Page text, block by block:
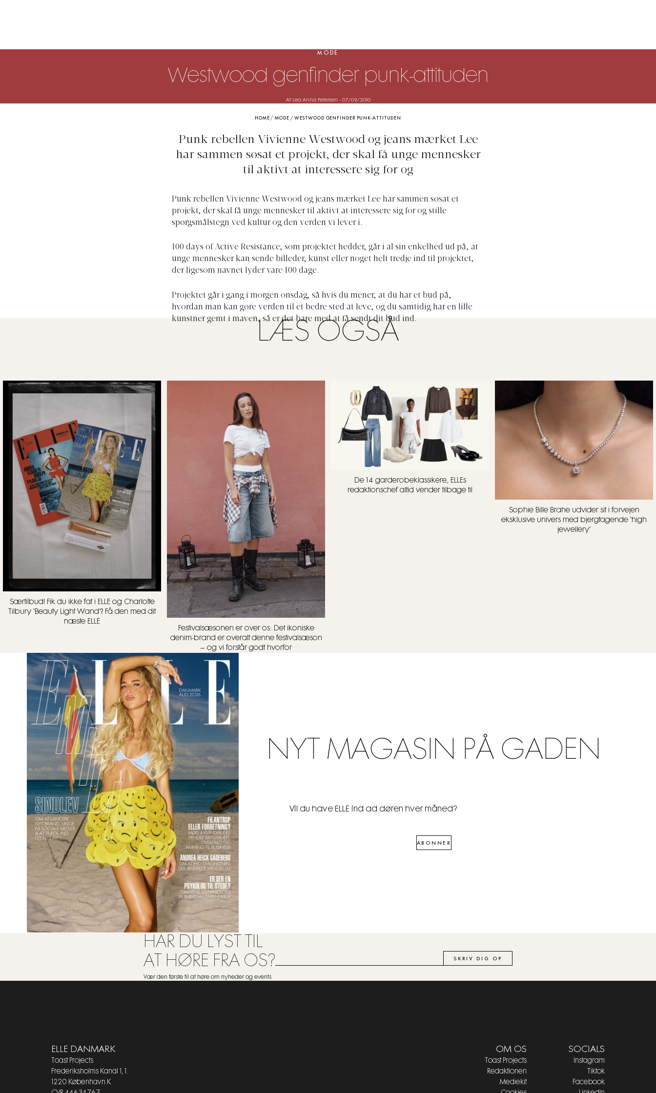
MODE
Westwood genfinder punk-attituden
Af Lea Anna Petersen - 07/09/2010
HOME /MODE /WESTWOOD GENFINDER PUNK-ATTITUDEN
Punk rebellen Vivienne Westwood og jeans mærket Lee
har sammen søsat et projekt, der skal få unge mennesker
til aktivt at interessere sig for og
Punk rebellen Vivienne Westwood og jeans mærket Lee har sammen søsat et
projekt, der skal få unge mennesker til aktivt at interessere sig for og stille
spørgsmålstegn ved kultur og den verden vi lever i.
100 days of Active Resistance, som projektet hedder, går i al sin enkelhed ud på, at
unge mennesker kan sende billeder, kunst eller noget helt tredje ind til projektet,
der ligesom navnet lyder vare 100 dage.
Projektet går i gang i morgen onsdag, så hvis du mener, at du har et bud på,
hvordan man kan gøre verden til et bedre sted at leve, og du samtidig har en lille
kunstner gemt i maven, så er det bare med at få sendt dit bud ind.
LÆS OGSÅ
Særtilbud! Fik du ikke fat i ELLE og Charlotte
Tilbury ‘Beauty Light Wand’? Få den med dit
næste ELLE
Festivalsæsonen er over os: Det ikoniske
denim-brand er overalt denne festivalsæson
– og vi forstår godt hvorfor
De 14 garderobeklassikere, ELLEs
redaktionschef altid vender tilbage til
Sophie Bille Brahe udvider sit i forvejen
eksklusive univers med bjergtagende ‘high
jewellery’
NYT MAGASIN PÅ GADEN
Vil du have ELLE ind ad døren hver måned?
ABONNER
HAR DU LYST TIL
AT HØRE FRA OS?
Vær den første til at høre om nyheder og events
SKRIV DIG OP
ELLE DANMARK
Toast Projects
Frederiksholms Kanal 1, 1.
1220 København K
OM OS
Toast Projects
Redaktionen
Mediekit
SOCIALS
Instagram
Tiktok
Facebook